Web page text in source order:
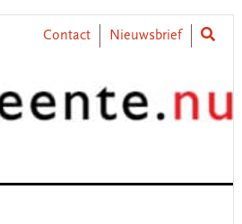
Contact Nieuwsbrief